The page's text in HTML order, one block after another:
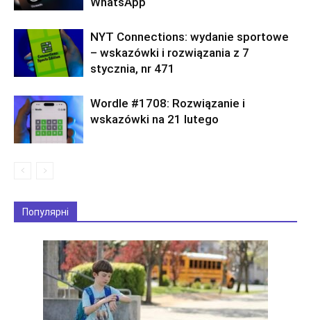
NYT Connections: wydanie sportowe
– wskazówki i rozwiązania z 7
stycznia, nr 471
Wordle #1708: Rozwiązanie i
wskazówki na 21 lutego
Популярні